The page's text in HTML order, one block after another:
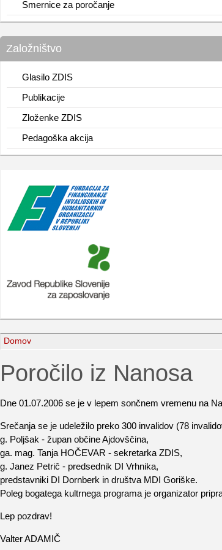
Smernice za poročanje
Založništvo
Glasilo ZDIS
Publikacije
Zloženke ZDIS
Pedagoška akcija
Domov
Poročilo iz Nanosa
Dne 01.07.2006 se je v lepem sončnem vremenu na
Srečanja se je udeležilo preko 300 invalidov (78
g. Poljšak - župan občine Ajdovščina,
ga. mag. Tanja HOČEVAR - sekretarka ZDIS,
g. Janez Petrič - predsednik DI Vrhnika,
predstavniki DI Dornberk in društva MDI Goriške.
Poleg bogatega kultrnega programa je organizator
Lep pozdrav!
Valter ADAMIČ